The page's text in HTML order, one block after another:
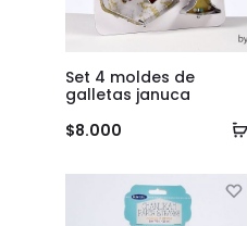
Set 4 moldes de
galletas januca
$8.000